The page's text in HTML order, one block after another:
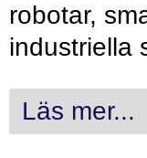
robotar,
industriella
Läs mer...